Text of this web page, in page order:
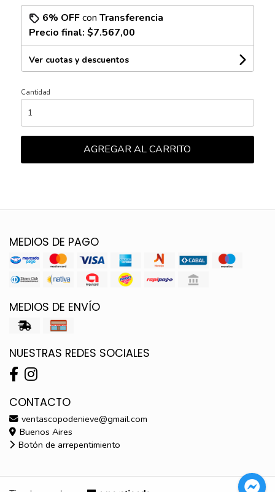
6% OFFcon Transferencia
Precio final: $7.567,00
Ver cuotas y descuentos
Cantidad
AGREGAR AL CARRITO
MEDIOS DE PAGO
MEDIOS DE ENVÍO
NUESTRAS REDES SOCIALES
CONTACTO
ventascopodenieve@gmail.com
Buenos Aires
Botón de arrepentimiento